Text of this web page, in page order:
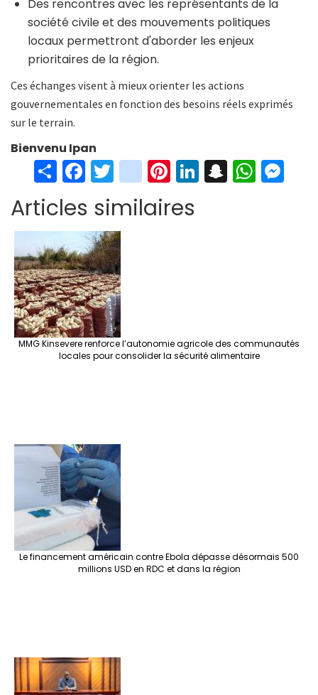
Des rencontres avec les représentants de la
société civile et des mouvements politiques
locaux permettront d'aborder les enjeux
prioritaires de la région.
Ces échanges visent à mieux orienter les actions
gouvernementales en fonction des besoins réels exprimés
sur le terrain.
Bienvenu Ipan
S
h
ar
e
Fa
ce
b
o
o
k
T
wi
tt
er
in
st
ag
Pi
er
Li S W
Articles similaires
MMG Kinsevere renforce l’autonomie agricole des communautés
locales pour consolider la sécurité alimentaire
Le financement américain contre Ebola dépasse désormais 500
millions USD en RDC et dans la région